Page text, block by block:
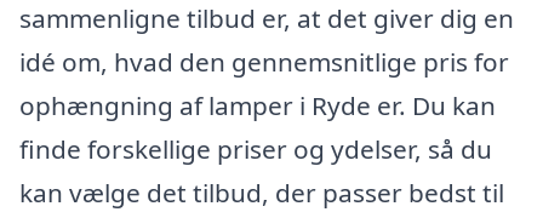
sammenligne tilbud er, at det giver dig en
idé om, hvad den gennemsnitlige pris for
ophængning af lamper i Ryde er. Du kan
finde forskellige priser og ydelser, så du
kan vælge det tilbud, der passer bedst til